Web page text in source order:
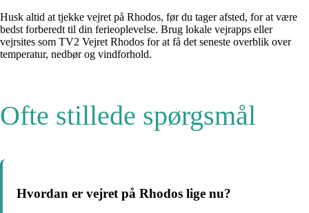
Husk altid at tjekke vejret på Rhodos, før du tager afsted, for at være
bedst forberedt til din ferieoplevelse. Brug lokale vejrapps eller
vejrsites som TV2 Vejret Rhodos for at få det seneste overblik over
temperatur, nedbør og vindforhold.
Ofte stillede spørgsmål
Hvordan er vejret på Rhodos lige nu?